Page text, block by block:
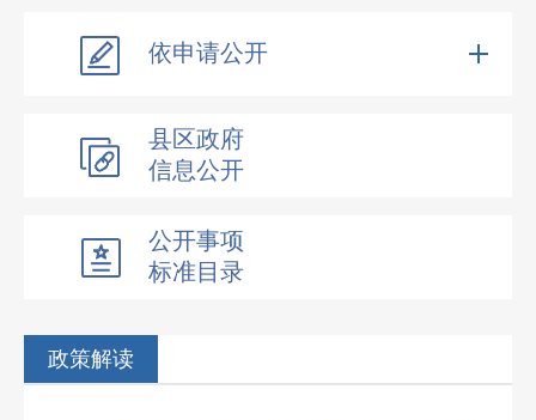
依申请公开
县区政府
信息公开
公开事项
标准目录
政策解读